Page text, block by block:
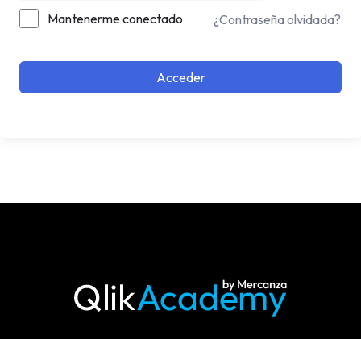
Mantenerme conectado ¿Contraseña olvidada?
Acceder